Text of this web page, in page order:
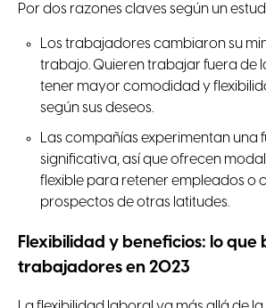
Por dos razones claves según un
Los trabajadores cambiaron su
trabajo. Quieren trabajar fuera de
tener mayor comodidad y
según sus deseos.
Las compañías experimentan una
significativa, así que ofrecen
flexible para retener empleados o
prospectos de otras latitudes.
Flexibilidad y beneficios: lo que
trabajadores en 2023